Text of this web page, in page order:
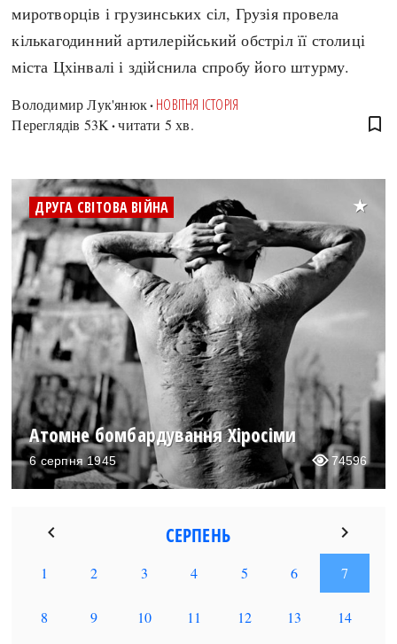
миротворців і грузинських сіл, Грузія провела
кількагодинний артилерійський обстріл її столиці
міста Цхінвалі і здійснила спробу його штурму.
Володимир Лук'янюк НОВІТНЯ ІСТОРІЯ
Переглядів 53K читати 5 хв. bookmark_border
ДРУГА СВІТОВА ВІЙНА
Атомне бомбардування Хіросіми
6 серпня 1945 74596